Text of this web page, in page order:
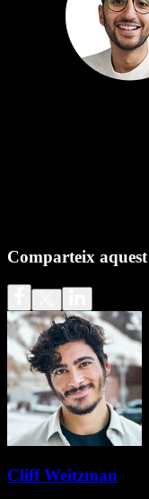
Comparteix
Cliff Weitzman